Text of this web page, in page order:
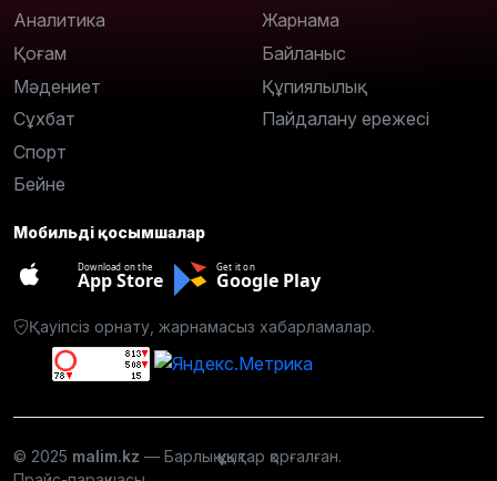
Аналитика
Қоғам
Мәдениет
Сұхбат
Спорт
Бейне
Жарнама
Байланыс
Құпиялылық
Пайдалану ережесі
Мобильді қосымшалар
Download on the
App Store
Get it on
Google Play
Қауіпсіз орнату, жарнамасыз хабарламалар.
© 2025 malim.kz — Барлық құқықтар қорғалған.